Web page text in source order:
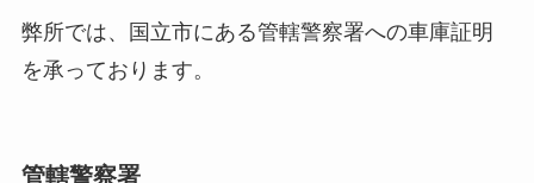
弊所では、国立市にある管轄警察署への車庫証明
を承っております。
管轄警察署